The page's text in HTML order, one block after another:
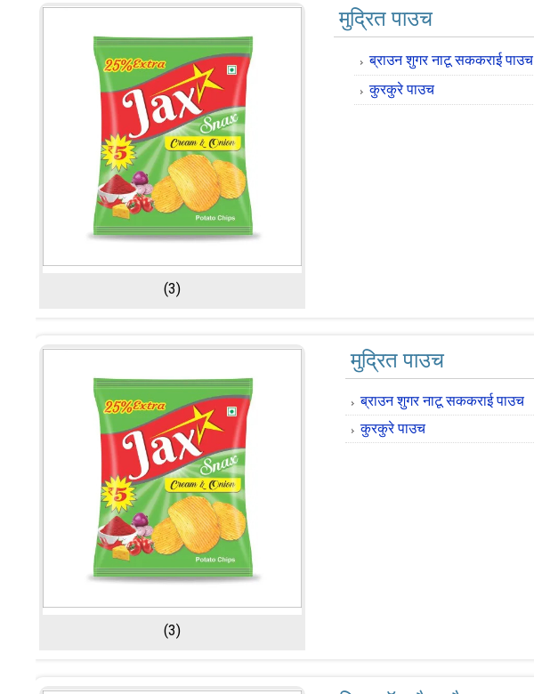
(3)
मुद्रित पाउच
ब्राउन शुगर नाटू सककराई पाउच
कुरकुरे पाउच
(3)
मुद्रित पाउच
ब्राउन शुगर नाटू सककराई पाउच
कुरकुरे पाउच